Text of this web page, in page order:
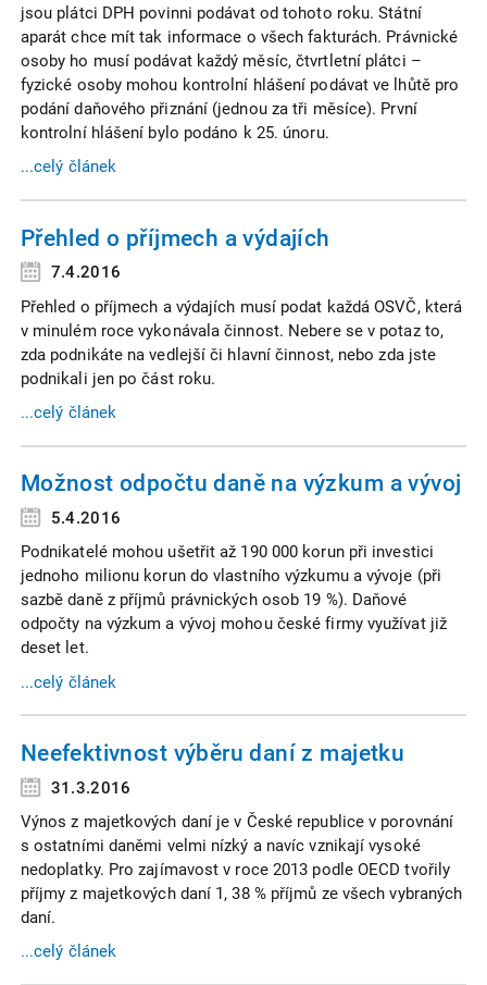
jsou plátci DPH povinni podávat od tohoto roku. Státní
aparát chce mít tak informace o všech fakturách. Právnické
osoby ho musí podávat každý měsíc, čtvrtletní plátci –
fyzické osoby mohou kontrolní hlášení podávat ve lhůtě pro
podání daňového přiznání (jednou za tři měsíce). První
kontrolní hlášení bylo podáno k 25. únoru.
...celý článek
Přehled o příjmech a výdajích
7.4.2016
Přehled o příjmech a výdajích musí podat každá OSVČ, která
v minulém roce vykonávala činnost. Nebere se v potaz to,
zda podnikáte na vedlejší či hlavní činnost, nebo zda jste
podnikali jen po část roku.
...celý článek
Možnost odpočtu daně na výzkum a vývoj
5.4.2016
Podnikatelé mohou ušetřit až 190 000 korun při investici
jednoho milionu korun do vlastního výzkumu a vývoje (při
sazbě daně z příjmů právnických osob 19 %). Daňové
odpočty na výzkum a vývoj mohou české firmy využívat již
deset let.
...celý článek
Neefektivnost výběru daní z majetku
31.3.2016
Výnos z majetkových daní je v České republice v porovnání
s ostatními daněmi velmi nízký a navíc vznikají vysoké
nedoplatky. Pro zajímavost v roce 2013 podle OECD tvořily
příjmy z majetkových daní 1, 38 % příjmů ze všech vybraných
daní.
...celý článek